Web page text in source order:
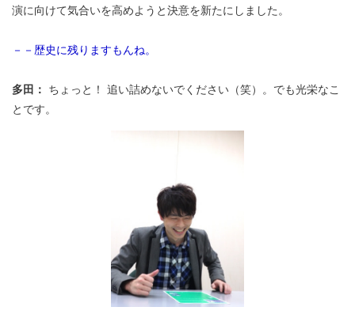
演に向けて気合いを高めようと決意を新たにしました。
－－歴史に残りますもんね。
多田： ちょっと！ 追い詰めないでください（笑）。でも光栄なこ
とです。